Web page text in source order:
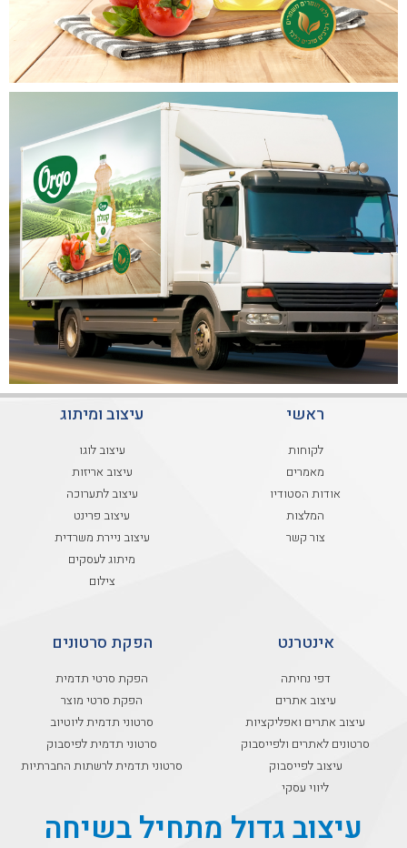
ראשי
לקוחות
מאמרים
אודות הסטודיו
המלצות
צור קשר
עיצוב ומיתוג
עיצוב לוגו
עיצוב אריזות
עיצוב לתערוכה
עיצוב פרינט
עיצוב ניירת משרדית
מיתוג לעסקים
צילום
אינטרנט
דפי נחיתה
עיצוב אתרים
עיצוב אתרים ואפליקציות
סרטונים לאתרים ולפייסבוק
עיצוב לפייסבוק
ליווי עסקי
הפקת סרטונים
הפקת סרטי תדמית
הפקת סרטי מוצר
סרטוני תדמית ליוטיוב
סרטוני תדמית לפיסבוק
סרטוני תדמית לרשתות החברתיות
עיצוב גדול מתחיל בשיחה